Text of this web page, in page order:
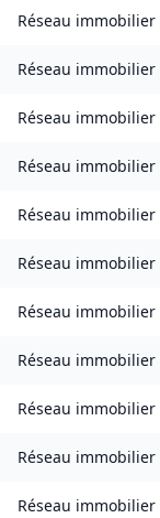
Réseau immobilier
Réseau immobilier
Réseau immobilier
Réseau immobilier
Réseau immobilier
Réseau immobilier
Réseau immobilier
Réseau immobilier
Réseau immobilier
Réseau immobilier
Réseau immobilier